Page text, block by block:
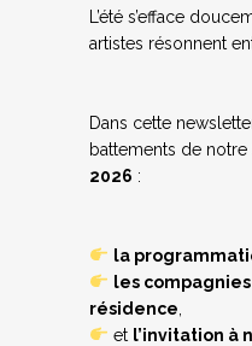
L’été s’efface
artistes résonnent
Dans cette
battements de notre
2026 :
la
les
résidence
et l’invitation à